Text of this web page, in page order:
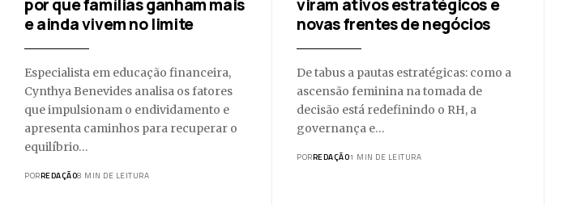
por que famílias ganham mais
e ainda vivem no limite
Especialista em educação financeira,
Cynthya Benevides analisa os fatores
que impulsionam o endividamento e
apresenta caminhos para recuperar o
equilíbrio…
PORREDAÇÃO8 MIN DE LEITURA
viram ativos estratégicos e
novas frentes de negócios
De tabus a pautas estratégicas: como a
ascensão feminina na tomada de
decisão está redefinindo o RH, a
governança e…
PORREDAÇÃO1 MIN DE LEITURA